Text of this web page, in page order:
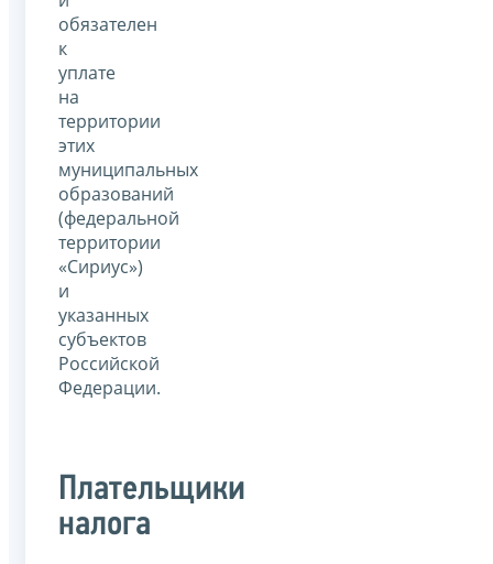
обязателен
к
уплате
на
территории
этих
муниципальных
образований
(федеральной
территории
«Сириус»)
и
указанных
субъектов
Российской
Федерации.
Плательщики
налога